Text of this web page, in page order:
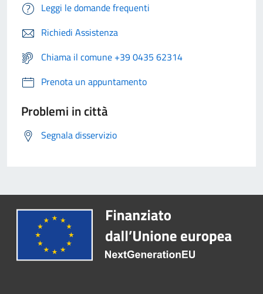
Leggi le domande frequenti
Richiedi Assistenza
Chiama il comune +39 0435 62314
Prenota un appuntamento
Problemi in città
Segnala disservizio